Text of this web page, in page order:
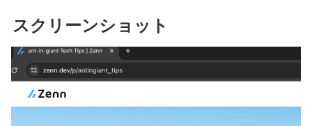
スクリーンショット